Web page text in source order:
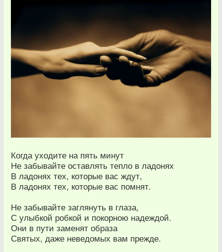
Когда уходите на пять минут
Не забывайте оставлять тепло в ладонях
В ладонях тех, которые вас ждут,
В ладонях тех, которые вас помнят.
Не забывайте заглянуть в глаза,
С улыбкой робкой и покорною надеждой.
Они в пути заменят образа
Святых, даже неведомых вам прежде.